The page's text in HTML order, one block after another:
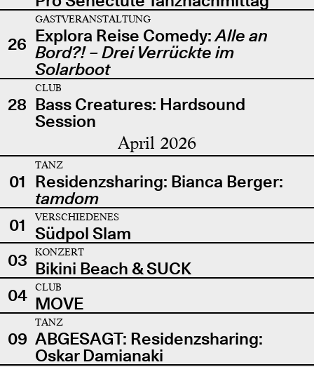
26
GASTVERANSTALTUNG
Explora Reise Comedy:Alle an
Bord?! – Drei Verrückte im
Solarboot
28
CLUB
Bass Creatures: Hardsound
Session
April 2026
01
TANZ
Residenzsharing: Bianca Berger:
tamdom
01
VERSCHIEDENES
Südpol Slam
03
KONZERT
Bikini Beach & SUCK
04
CLUB
MOVE
09
TANZ
ABGESAGT: Residenzsharing:
Oskar Damianaki